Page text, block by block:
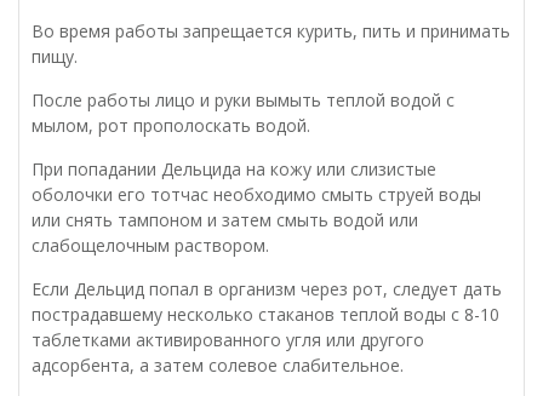
Во время работы запрещается курить, пить и принимать
пищу.
После работы лицо и руки вымыть теплой водой с
мылом, рот прополоскать водой.
При попадании Дельцида на кожу или слизистые
оболочки его тотчас необходимо смыть струей воды
или снять тампоном и затем смыть водой или
слабощелочным раствором.
Если Дельцид попал в организм через рот, следует дать
пострадавшему несколько стаканов теплой воды с 8-10
таблетками активированного угля или другого
адсорбента, а затем солевое слабительное.